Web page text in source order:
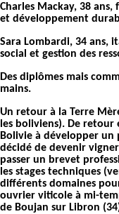
Charles Mackay, 38
et développement
Sara Lombardi, 34 ans,
social et gestion des
Des diplômes mais
mains.
Un retour à la Terre
les boliviens). De retour
Bolivie à développer un
décidé de devenir
passer un brevet
les stages techniques
différents domaines
ouvrier viticole à mi-
de Boujan sur Libron